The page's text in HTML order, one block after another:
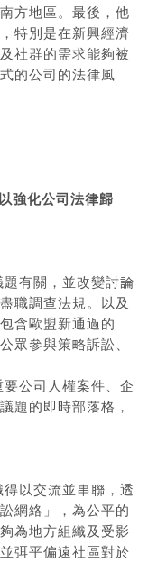
方地區。最後，他
特別是在新興經濟
社群的需求能夠被
的公司的法律風
強化公司法律歸
有關，並改變討論
職調查法規。以及
含歐盟新通過的
眾參與策略訴訟、
公司人權案件、企
題的即時部落格，
以交流並串聯，透
網絡」，為公平的
為地方組織及受影
弭平偏遠社區對於